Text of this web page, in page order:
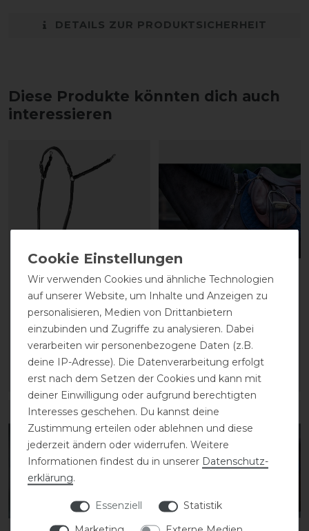
DETAILS ZUR PRODUKTSICHERHEIT
Diese Produkte könnten dich auch
interessieren
Dyon Working Collection
Vorderzeug Brücke
ARTIKEL MERKEN
Dyon D-Collection
Vorderzeug anatomisch
299,99 € *
ARTIKEL MERKEN
Wir verwenden Cookies und ähnliche Technologien
auf unserer Website, um Inhalte und Anzeigen zu
personalisieren, Medien von Drittanbietern
einzubinden und Zugriffe zu analysieren. Dabei
verarbeiten wir personenbezogene Daten (z.B.
deine IP-Adresse). Die Datenverarbeitung erfolgt
erst nach dem Setzen der Cookies und kann mit
deiner Einwilligung oder aufgrund berechtigten
Interesses geschehen. Du kannst deine
Zustimmung erteilen oder ablehnen und diese
jederzeit ändern oder widerrufen. Weitere
Informationen findest du in unserer Daten­schutz­
erklärung.
Essenziell
Statistik